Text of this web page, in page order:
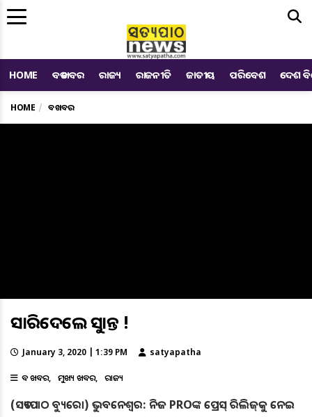
HOME ବଡ ଖବର ରାଜ୍ୟ ରାଜନୀତି ଜାତୀୟ ପରିବେଶ ଦେଶ
HOME ବଡ ଖବର
ସାରିଦେଲେ ସୁକାନ୍ତ !
January 3, 2020 | 1:39 PM satyapatha
ବଡ ଖବର ମୁଖ୍ୟ ଖବର ରାଜ୍ୟ
(ସତ୍ୟପାଠ ବ୍ୟୁରୋ) ଭୁବନେଶ୍ବର: ନିଜ PROଙ୍କ ପ୍ରେସ୍ ରିଲିଜ୍‌କୁ ନେଇ